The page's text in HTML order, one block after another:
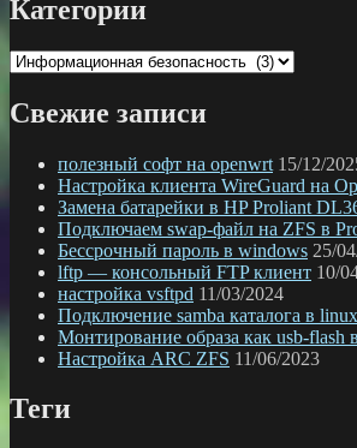
Категории
Категории
Свежие записи
полезный софт на openwrt 15/12/
Настройка клиента WireGuard на
Замена батарейки в HP Proliant
Подключаем swap-файл на ZFS в
Бессрочный пароль в windows 25/
lftp — консольный FTP клиент 10/
настройка vsftpd 11/03/2024
Подключение samba каталога в linux
Монтирование образа как usb-flash
Настройка ARC ZFS 11/06/2023
Теги